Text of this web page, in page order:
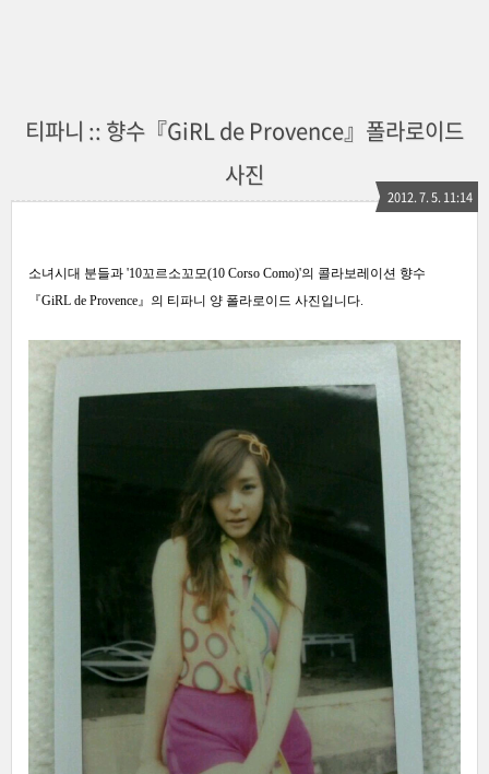
티파니 :: 향수『GiRL de Provence』폴라로이드
사진
2012. 7. 5. 11:14
소녀시대 분들과 '10꼬르소꼬모(10 Corso Como)'의 콜라보레이션 향수
『GiRL de Provence』의 티파니 양 폴라로이드 사진입니다.